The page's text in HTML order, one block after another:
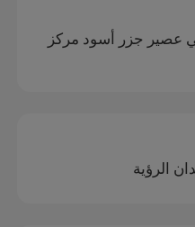
عصير جزر أسود مركز
الرؤية